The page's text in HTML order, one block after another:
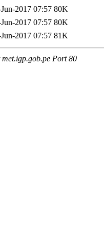
2017 07:57 80K
2017 07:57 80K
2017 07:57 81K
Port 80